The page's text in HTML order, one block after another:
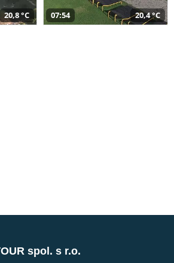
20,8 °C 07:54 20,4 °C
spol. s r.o.